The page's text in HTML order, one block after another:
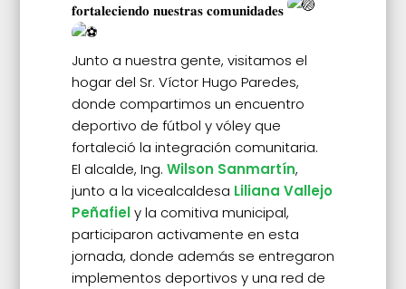
𝐟𝐨𝐫𝐭𝐚𝐥𝐞𝐜𝐢𝐞𝐧𝐝𝐨 𝐧𝐮𝐞𝐬𝐭𝐫𝐚𝐬 𝐜𝐨𝐦𝐮𝐧𝐢𝐝𝐚𝐝𝐞𝐬
Junto a nuestra gente, visitamos el
hogar del Sr. Víctor Hugo Paredes,
donde compartimos un encuentro
deportivo de fútbol y vóley que
fortaleció la integración comunitaria.
El alcalde, Ing. Wilson Sanmartín,
junto a la vicealcaldesa Liliana Vallejo
Peñafiely la comitiva municipal,
participaron activamente en esta
jornada, donde además se entregaron
implementos deportivos y una red de